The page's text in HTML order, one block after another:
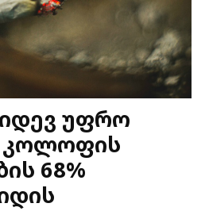
უფრო
კოლოფის
68%